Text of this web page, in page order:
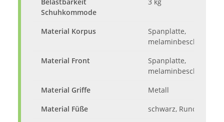
Schuhkommode
Material Korpus
Spanplatte,
melaminbeschichtet
Material Front
Spanplatte,
melaminbeschichtet
Material Griffe
Metall
Material Füße
schwarz, Rundfuß